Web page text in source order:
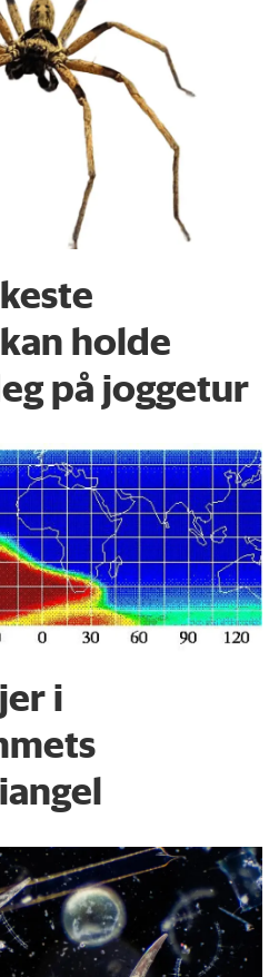
holde
på joggetur
i